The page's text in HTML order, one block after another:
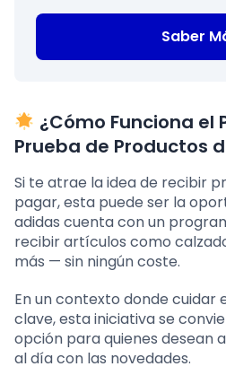
Saber
¿Cómo Funciona el
Prueba de Productos
Si te atrae la idea de recibir
pagar, esta puede ser la
adidas cuenta con un
recibir artículos como
más — sin ningún coste.
En un contexto donde cuidar
clave, esta iniciativa se
opción para quienes desean
al día con las novedades.